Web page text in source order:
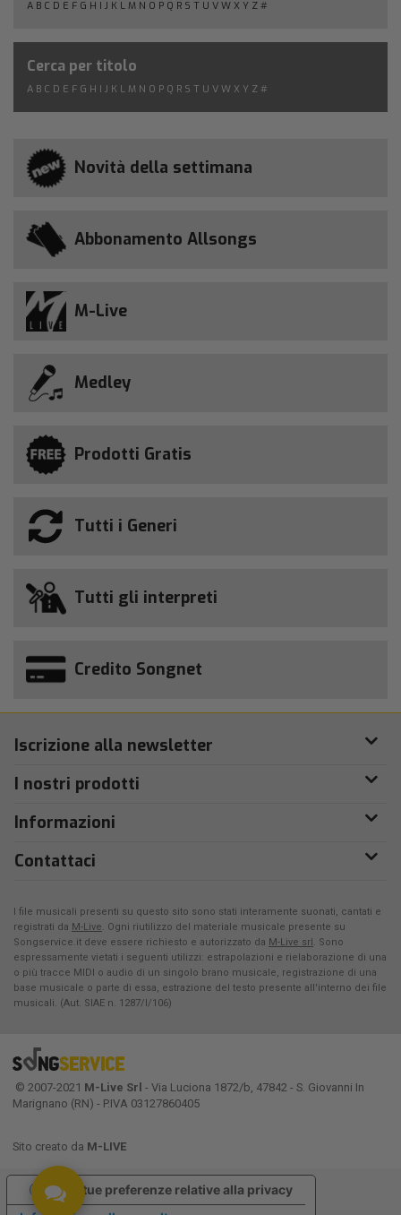
A B C D E F G H I J K L M N O P Q R S T U V W X Y Z #
Cerca per titolo
A B C D E F G H I J K L M N O P Q R S T U V W X Y Z #
Novità della settimana
Abbonamento Allsongs
M-Live
Medley
Prodotti Gratis
Tutti i Generi
Tutti gli interpreti
Credito Songnet
Iscrizione alla newsletter
I nostri prodotti
Informazioni
Contattaci
I file musicali presenti su questo sito sono stati interamente suonati, cantati e
registrati da M-Live. Ogni riutilizzo del materiale musicale presente su
Songservice.it deve essere richiesto e autorizzato da M-Live srl. Sono
espressamente vietati i seguenti utilizzi: estrapolazioni e rielaborazione di una
o più tracce MIDI o audio di un singolo brano musicale, registrazione di una
base musicale o parte di essa, estrazione del testo presente all'interno dei file
musicali. (Aut. SIAE n. 1287/I/106)
© 2007-2021 M-Live Srl - Via Luciona 1872/b, 47842 - S. Giovanni In
Marignano (RN) - P.IVA 03127860405
Sito creato da M-LIVE
Le tue preferenze relative alla privacy